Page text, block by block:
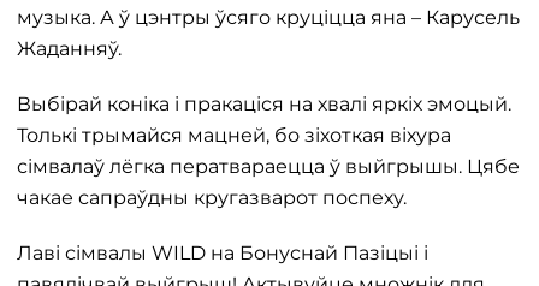
музыка. А ў цэнтры ўсяго круціцца яна – Карусель
Жаданняў.
Выбірай коніка і пракаціся на хвалі яркіх эмоцый.
Толькі трымайся мацней, бо зіхоткая віхура
сімвалаў лёгка ператвараецца ў выйгрышы. Цябе
чакае сапраўдны кругазварот поспеху.
Лаві сімвалы WILD на Бонуснай Пазіцыі і